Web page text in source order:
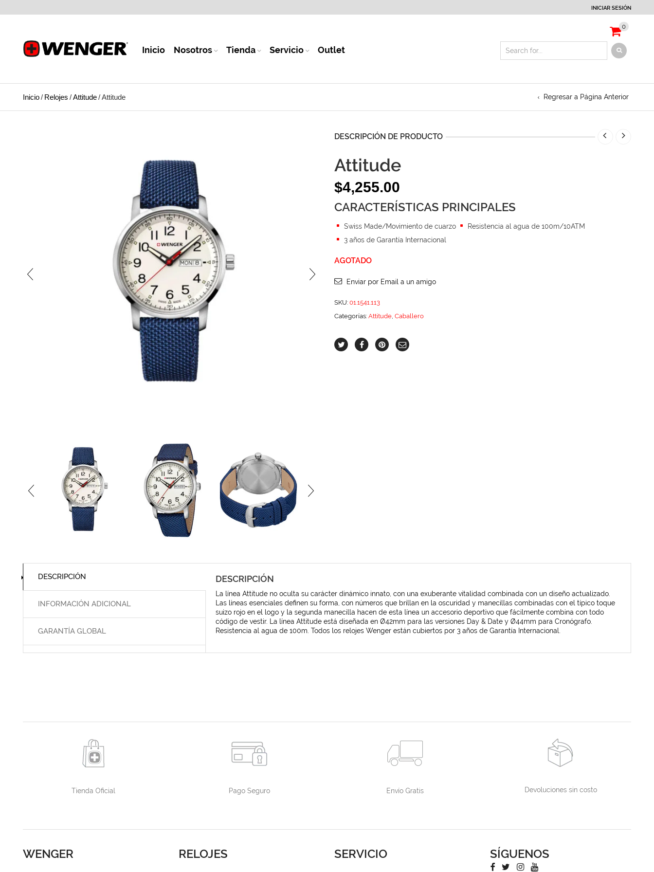
INICIAR SESIÓN
Inicio Nosotros Tienda Servicio Outlet
0
Inicio/ Relojes /Attitude/Attitude Regresar a Página Anterior
DESCRIPCIÓN DE PRODUCTO
Attitude
$4,255.00
CARACTERÍSTICAS PRINCIPALES
Swiss Made/Movimiento de cuarzo
Resistencia al agua de 100m/10ATM
3 años de Garantía Internacional
AGOTADO
Enviar por Email a un amigo
SKU: 01.1541.113
Categorías: Attitude, Caballero
DESCRIPCIÓN
INFORMACIÓN ADICIONAL
GARANTÍA GLOBAL
DESCRIPCIÓN
La línea Attitude no oculta su carácter dinámico innato, con una exuberante vitalidad combinada con un diseño actualizado.
Las líneas esenciales definen su forma, con números que brillan en la oscuridad y manecillas combinadas con el típico toque
suizo rojo en el logo y la segunda manecilla hacen de esta línea un accesorio deportivo que fácilmente combina con todo
código de vestir. La línea Attitude está diseñada en Ø42mm para las versiones Day & Date y Ø44mm para Cronógrafo.
Resistencia al agua de 100m. Todos los relojes Wenger están cubiertos por 3 años de Garantía Internacional.
Tienda Oficial Pago Seguro Envío Gratis Devoluciones sin costo
WENGER RELOJES SERVICIO SÍGUENOS